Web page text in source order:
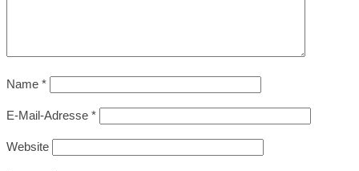
Name *
E-Mail-Adresse *
Website